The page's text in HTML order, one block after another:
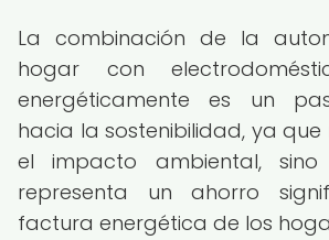
La combinación de la
hogar con
energéticamente es un
hacia la sostenibilidad, ya
el impacto ambiental,
representa un ahorro
factura energética de los